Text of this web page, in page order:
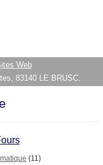
Web
83140 LE BRUSC.
(11)